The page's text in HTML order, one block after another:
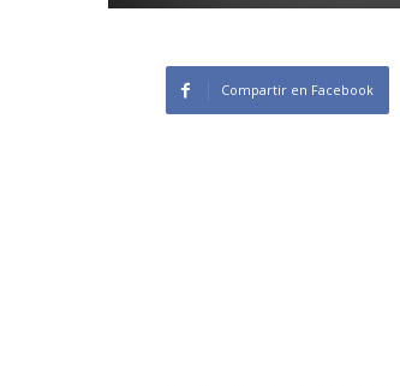
Compartir en Facebook